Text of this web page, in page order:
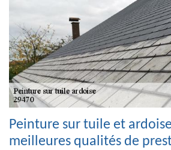
Peinture sur tuile et
meilleures qualités de